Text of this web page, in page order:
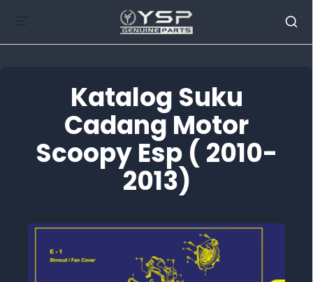
Katalog Suku
Cadang Motor
Scoopy Esp ( 2010-
2013)